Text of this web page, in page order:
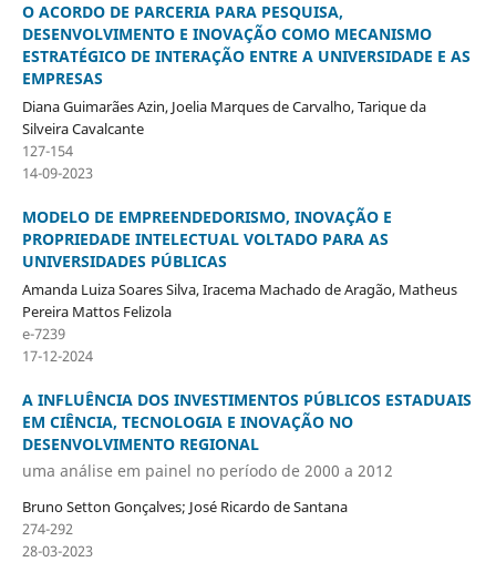
O ACORDO DE PARCERIA PARA PESQUISA,
DESENVOLVIMENTO E INOVAÇÃO COMO MECANISMO
ESTRATÉGICO DE INTERAÇÃO ENTRE A UNIVERSIDADE E AS
EMPRESAS
Diana Guimarães Azin, Joelia Marques de Carvalho, Tarique da
Silveira Cavalcante
127-154
14-09-2023
MODELO DE EMPREENDEDORISMO, INOVAÇÃO E
PROPRIEDADE INTELECTUAL VOLTADO PARA AS
UNIVERSIDADES PÚBLICAS
Amanda Luiza Soares Silva, Iracema Machado de Aragão, Matheus
Pereira Mattos Felizola
e-7239
17-12-2024
A INFLUÊNCIA DOS INVESTIMENTOS PÚBLICOS ESTADUAIS
EM CIÊNCIA, TECNOLOGIA E INOVAÇÃO NO
DESENVOLVIMENTO REGIONAL
uma análise em painel no período de 2000 a 2012
Bruno Setton Gonçalves; José Ricardo de Santana
274-292
28-03-2023